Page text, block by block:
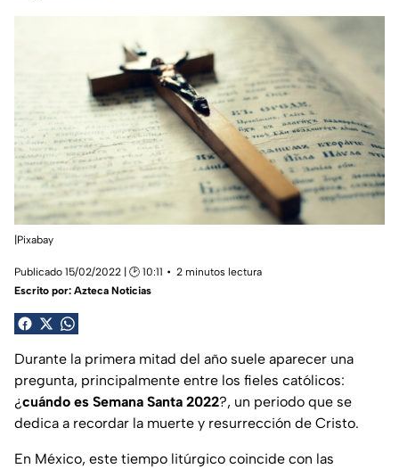
|Pixabay
Publicado 15/02/2022 | 🕑 10:11
2 minutos lectura
Escrito por: Azteca Noticias
Durante la primera mitad del año suele aparecer una
pregunta, principalmente entre los fieles católicos:
¿cuándo es Semana Santa 2022?, un periodo que se
dedica a recordar la muerte y resurrección de Cristo.
En México, este tiempo litúrgico coincide con las